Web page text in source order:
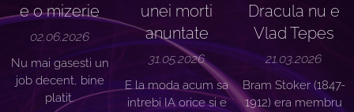
e o mizerie
02.06.2026
Nu mai gasesti un
job decent, bine
platit.
unei morti
anuntate
31.05.2026
E la moda acum sa
intrebi IA orice si e
Dracula nu e
Vlad Tepes
21.03.2026
Bram Stoker (1847-
1912) era membru